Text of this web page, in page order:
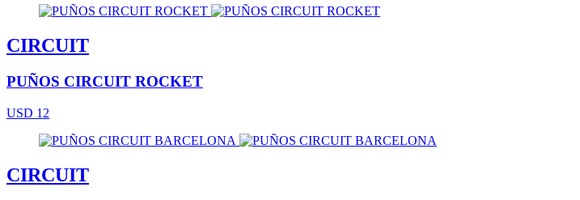
CIRCUIT
PUÑOS CIRCUIT ROCKET
USD 12
CIRCUIT